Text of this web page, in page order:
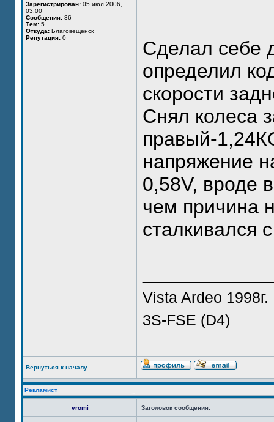
Зарегистрирован: 05 июл 2006,
03:00
Сообщения: 36
Тем: 5
Откуда: Благовещенск
Репутация: 0
Сделал себе
определил
скорости
Снял колеса
правый-
напряжение
0,58V, вроде
чем причина
сталкивался
Vista Ardeo 1998г.
3S-FSE (D4)
Вернуться к началу
Рекламист
vromi Заголовок сообщения: